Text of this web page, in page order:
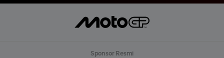
Sponsor Resmi